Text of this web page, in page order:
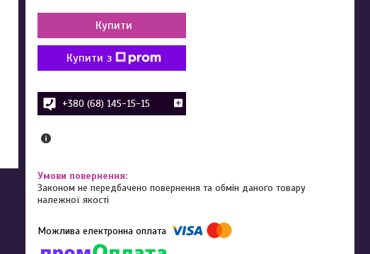
Купити
Купити з
+380 (68) 145-15-15
Законом не передбачено повернення та обмін даного товару
належної якості